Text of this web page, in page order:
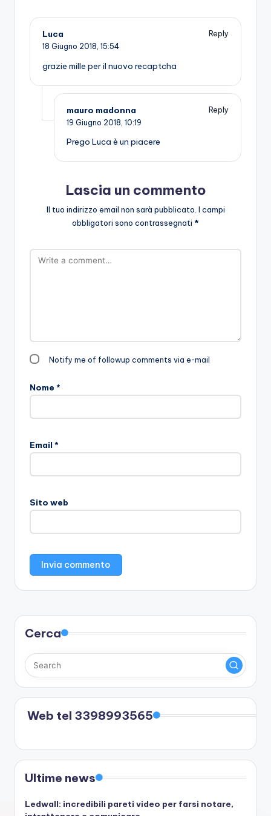
Luca
Reply
18 Giugno 2018, 15:54
grazie mille per il nuovo recaptcha
mauro madonna
Reply
19 Giugno 2018, 10:19
Prego Luca è un piacere
Lascia un commento
Il tuo indirizzo email non sarà pubblicato. I campi
obbligatori sono contrassegnati *
Notify me of followup comments via e-mail
Nome *
Email *
Sito web
Cerca
Web tel 3398993565
Ultime news
Ledwall: incredibili pareti video per farsi notare,